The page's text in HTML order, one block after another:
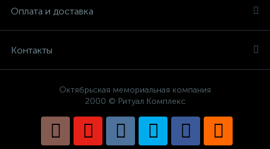
Оплата и доставка
Контакты
Октябрьская мемориальная компания
2000 © Ритуал Комплекс